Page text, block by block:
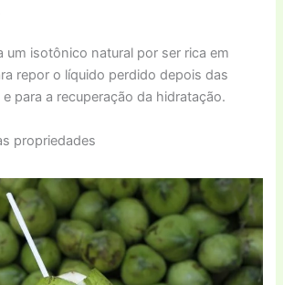
um isotônico natural por ser rica em
repor o líquido perdido depois das
para a recuperação da hidratação.
propriedades